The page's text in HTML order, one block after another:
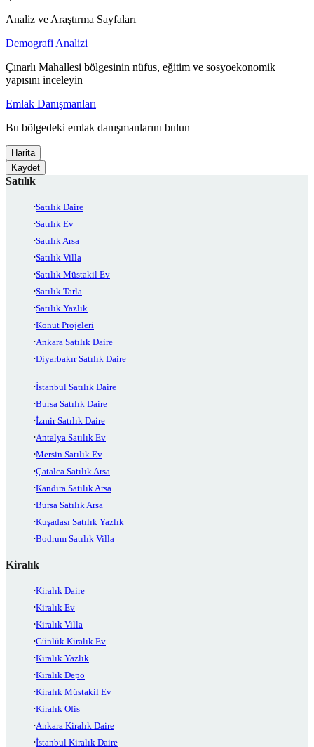
Analiz ve Araştırma Sayfaları
Demografi Analizi
Çınarlı Mahallesi bölgesinin nüfus, eğitim ve sosyoekonomik
yapısını inceleyin
Emlak Danışmanları
Bu bölgedeki emlak danışmanlarını bulun
Harita
Kaydet
Satılık
Satılık Daire
Satılık Ev
Satılık Arsa
Satılık Villa
Satılık Müstakil Ev
Satılık Tarla
Satılık Yazlık
Konut Projeleri
Ankara Satılık Daire
Diyarbakır Satılık Daire
İstanbul Satılık Daire
Bursa Satılık Daire
İzmir Satılık Daire
Antalya Satılık Ev
Mersin Satılık Ev
Çatalca Satılık Arsa
Kandıra Satılık Arsa
Bursa Satılık Arsa
Kuşadası Satılık Yazlık
Bodrum Satılık Villa
Kiralık
Kiralık Daire
Kiralık Ev
Kiralık Villa
Günlük Kiralık Ev
Kiralık Yazlık
Kiralık Depo
Kiralık Müstakil Ev
Kiralık Ofis
Ankara Kiralık Daire
İstanbul Kiralık Daire